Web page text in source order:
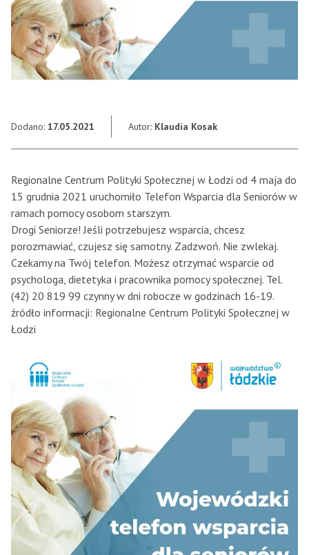
Dodano: 17.05.2021 Autor: Klaudia Kosak
Regionalne Centrum Polityki Społecznej w Łodzi od 4 maja do
15 grudnia 2021 uruchomiło Telefon Wsparcia dla Seniorów w
ramach pomocy osobom starszym.
Drogi Seniorze! Jeśli potrzebujesz wsparcia, chcesz
porozmawiać, czujesz się samotny. Zadzwoń. Nie zwlekaj.
Czekamy na Twój telefon. Możesz otrzymać wsparcie od
psychologa, dietetyka i pracownika pomocy społecznej. Tel.
(42) 20 819 99 czynny w dni robocze w godzinach 16-19.
źródło informacji: Regionalne Centrum Polityki Społecznej w
Łodzi